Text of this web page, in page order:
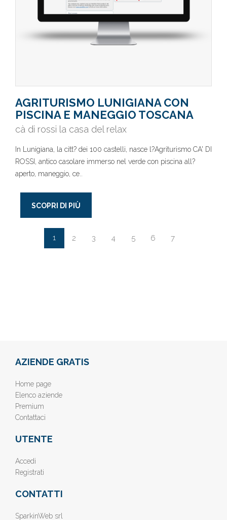
AGRITURISMO LUNIGIANA CON
PISCINA E MANEGGIO TOSCANA
cà di rossi la casa del relax
In Lunigiana, la citt? dei 100 castelli, nasce l?Agriturismo CA' DI
ROSSI, antico casolare immerso nel verde con piscina all?
aperto, maneggio, ce..
SCOPRI DI PIÙ
1 2 3 4 5 6 7
AZIENDE GRATIS
Home page
Elenco aziende
Premium
Contattaci
UTENTE
Accedi
Registrati
CONTATTI
SparkinWeb srl